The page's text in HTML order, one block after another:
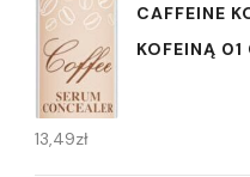
CAFFEINE
KOFEINĄ 01
13,49zł